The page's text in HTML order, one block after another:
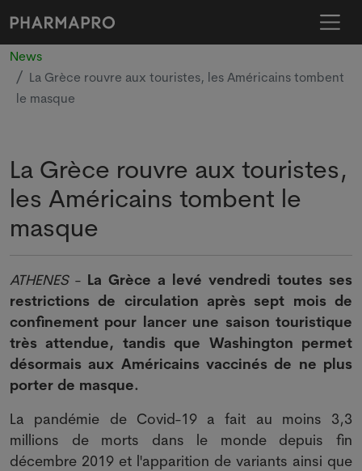
News
La Grèce rouvre aux touristes, les Américains tombent
le masque
La Grèce rouvre aux touristes,
les Américains tombent le
masque
ATHENES- La Grèce a levé vendredi toutes ses
restrictions de circulation après sept mois de
confinement pour lancer une saison touristique
très attendue, tandis que Washington permet
désormais aux Américains vaccinés de ne plus
porter de masque.
La pandémie de Covid-19 a fait au moins 3,3
millions de morts dans le monde depuis fin
décembre 2019 et l'apparition de variants ainsi que